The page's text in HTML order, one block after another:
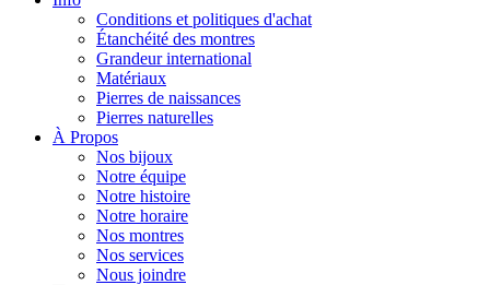
Conditions et politiques d'achat
Étanchéité des montres
Grandeur international
Matériaux
Pierres de naissances
Pierres naturelles
À Propos
Nos bijoux
Notre équipe
Notre histoire
Notre horaire
Nos montres
Nos services
Nous joindre